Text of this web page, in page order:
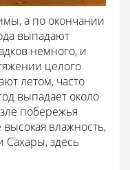
а по окончании
выпадают
немного, и
целого
летом, часто
выпадает около
побережья
высокая влажность,
Сахары, здесь